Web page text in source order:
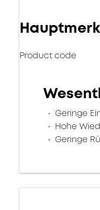
Product code
Geringe
Hohe
Geringe